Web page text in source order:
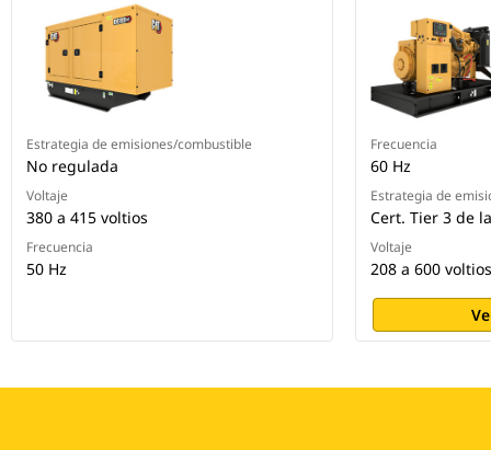
Estrategia de emisiones/combustible
No regulada
Voltaje
380 a 415 voltios
Frecuencia
50 Hz
Frecuencia
60 Hz
Estrategia de
Cert. Tier 3 de
Voltaje
208 a 600 voltios